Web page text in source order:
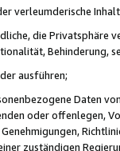
verleumderische
die Privatsphäre
Behinderung,
ausführen;
Daten
oder offenlegen,
zuständigen